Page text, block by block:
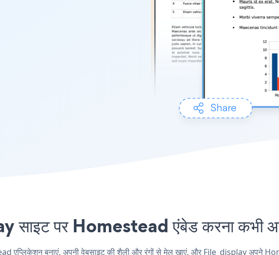
पर Homestead एंबेड करना कभी
बनाएं, अपनी वेबसाइट की शैली और रंगों से मेल खाएं, और File_display अपने